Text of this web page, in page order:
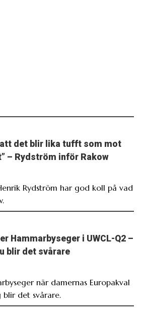
att det blir lika tufft som mot
– Rydström inför Rakow
Rydström har god koll på vad
Hammarbyseger i UWCL-Q2 –
blir det svårare
när damernas Europakval
blir det svårare.